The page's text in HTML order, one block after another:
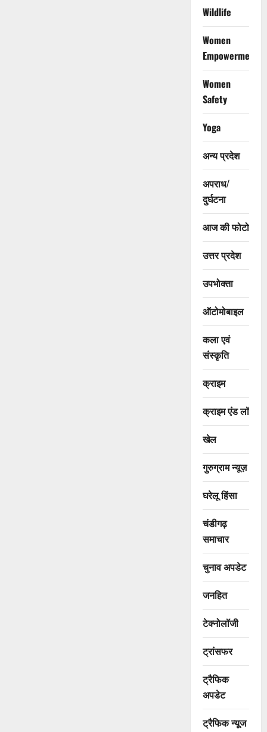
Wildlife
Women
Empowerment
Women
Safety
Yoga
अन्य प्रदेश
अपराध/
दुर्घटना
आज की फोटो
उत्तर प्रदेश
उपभोक्ता
ऑटोमोबाइल
कला एवं
संस्कृति
क्राइम
क्राइम एंड लॉ
खेल
गुरुग्राम न्यूज़
घरेलू हिंसा
चंडीगढ़
समाचार
चुनाव अपडेट
जनहित
टेक्नोलॉजी
ट्रांसफर
ट्रैफिक
अपडेट
ट्रैफिक न्यूज